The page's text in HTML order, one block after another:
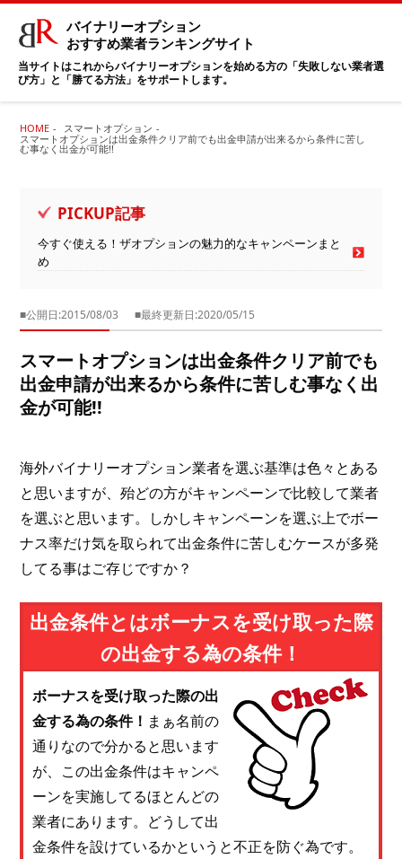
バイナリーオプション
おすすめ業者ランキングサイト
当サイトはこれからバイナリーオプションを始める方の「失敗しない業者選
び方」と「勝てる方法」をサポートします。
HOME
スマートオプション
スマートオプションは出金条件クリア前でも出金申請が出来るから条件に苦し
む事なく出金が可能!!
PICKUP記事
今すぐ使える！ザオプションの魅力的なキャンペーンまと
め
■公開日:2015/08/03 ■最終更新日:2020/05/15
スマートオプションは出金条件クリア前でも
出金申請が出来るから条件に苦しむ事なく出
金が可能!!
海外バイナリーオプション業者を選ぶ基準は色々とある
と思いますが、殆どの方がキャンペーンで比較して業者
を選ぶと思います。しかしキャンペーンを選ぶ上でボー
ナス率だけ気を取られて出金条件に苦しむケースが多発
してる事はご存じですか？
出金条件とはボーナスを受け取った際
の出金する為の条件！
ボーナスを受け取った際の出
金する為の条件！ まぁ名前の
通りなので分かると思います
が、この出金条件はキャンペ
ーンを実施してるほとんどの
業者にあります。どうして出
金条件を設けているかというと不正を防ぐ為です。